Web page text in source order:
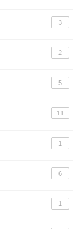
3
2
5
11
1
6
1